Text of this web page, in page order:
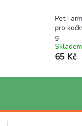
Pet
pro
g
Skladem
65 Kč